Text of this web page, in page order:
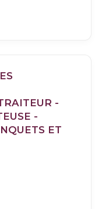
-
-
ET